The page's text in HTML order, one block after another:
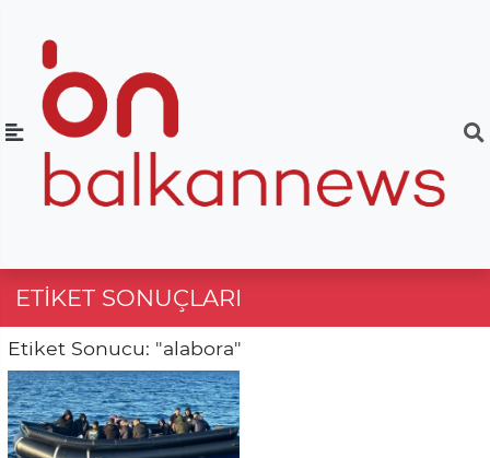
ETIKET SONUÇLARI
Etiket Sonucu: "alabora"